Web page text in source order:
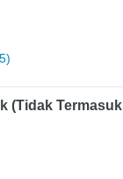
(Tidak Termasuk